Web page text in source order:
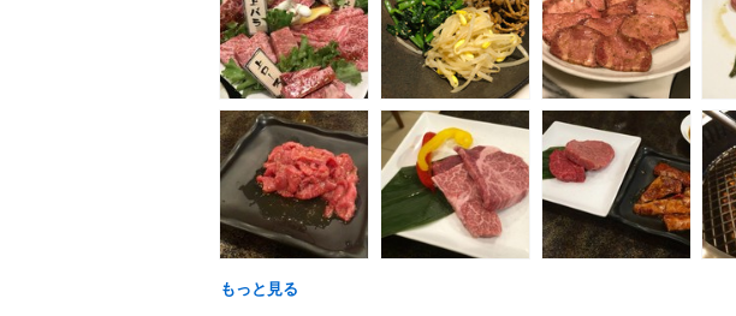
もっと見る